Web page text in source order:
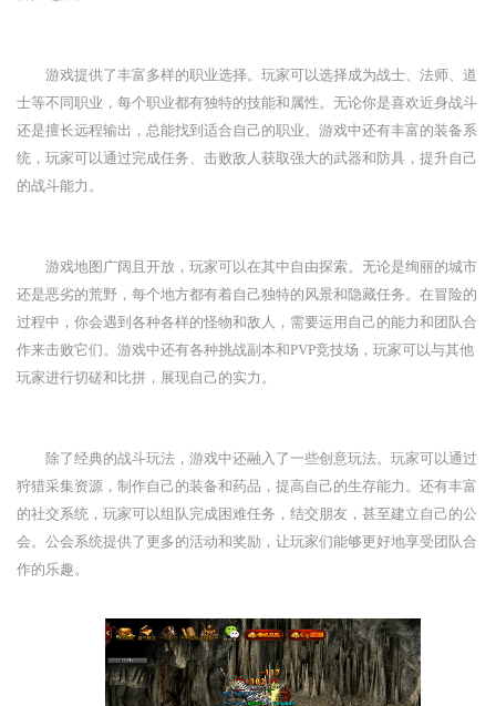
游戏提供了丰富多样的职业选择。玩家可以选择成为战士、法师、道
士等不同职业，每个职业都有独特的技能和属性。无论你是喜欢近身战斗
还是擅长远程输出，总能找到适合自己的职业。游戏中还有丰富的装备系
统，玩家可以通过完成任务、击败敌人获取强大的武器和防具，提升自己
的战斗能力。
游戏地图广阔且开放，玩家可以在其中自由探索。无论是绚丽的城市
还是恶劣的荒野，每个地方都有着自己独特的风景和隐藏任务。在冒险的
过程中，你会遇到各种各样的怪物和敌人，需要运用自己的能力和团队合
作来击败它们。游戏中还有各种挑战副本和PVP竞技场，玩家可以与其他
玩家进行切磋和比拼，展现自己的实力。
除了经典的战斗玩法，游戏中还融入了一些创意玩法。玩家可以通过
狩猎采集资源，制作自己的装备和药品，提高自己的生存能力。还有丰富
的社交系统，玩家可以组队完成困难任务，结交朋友，甚至建立自己的公
会。公会系统提供了更多的活动和奖励，让玩家们能够更好地享受团队合
作的乐趣。